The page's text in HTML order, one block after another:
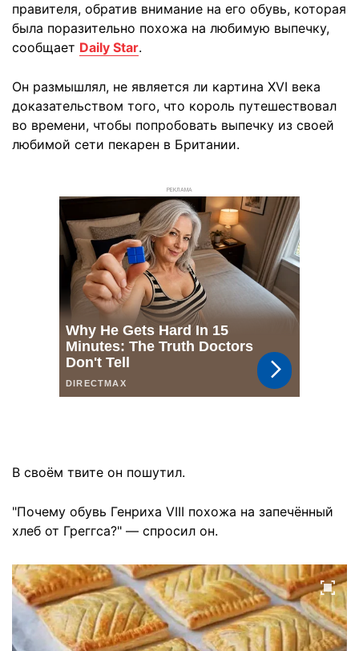
правителя, обратив внимание на его обувь, которая
была поразительно похожа на любимую выпечку,
сообщает Daily Star.
Он размышлял, не является ли картина XVI века
доказательством того, что король путешествовал
во времени, чтобы попробовать выпечку из своей
любимой сети пекарен в Британии.
РЕКЛАМА
В своём твите он пошутил.
"Почему обувь Генриха VIII похожа на запечённый
хлеб от Греггса?" — спросил он.